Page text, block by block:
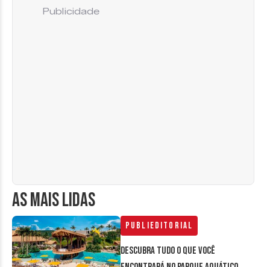
AS MAIS LIDAS
Publieditorial
Descubra tudo o que você
Publicidade